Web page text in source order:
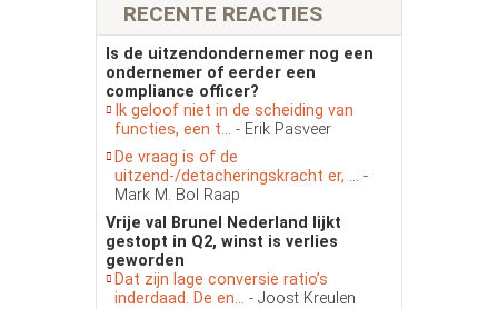
RECENTE REACTIES
Is de uitzendondernemer nog een
ondernemer of eerder een
compliance officer?
Ik geloof niet in de scheiding van
functies, een t... - Erik Pasveer
De vraag is of de
uitzend-/detacheringskracht er, ... -
Mark M. Bol Raap
Vrije val Brunel Nederland lijkt
gestopt in Q2, winst is verlies
geworden
Dat zijn lage conversie ratio’s
inderdaad. De en... - Joost Kreulen